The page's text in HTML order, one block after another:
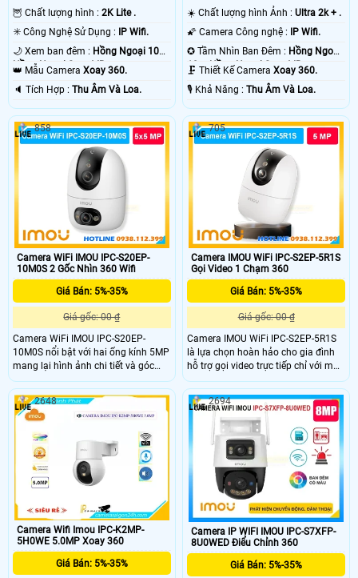
🦉 Chất lượng hình : 2K Lite .
✳️ Công Nghệ Sử Dụng :
IP Wifi.
🌙 Xem ban đêm : Hồng Ngoại 10m
Hồng Ngoại Smart IR.
👑 Mẫu Camera Xoay 360.
️🔈 Tích Hợp : Thu Âm Và Loa.
☀️ Chất lượng hình Ảnh :Ultra 2k + .
🌠 Camera Công nghệ :
IP Wifi.
✪ Tầm Nhìn Ban Đêm : Hồng Ngoại
10m Hồng Ngoại Smart IR.
🗜️ Thiết Kế CameraXoay 360.
️🎙 Khả Năng :Thu Âm Và Loa.
Camera WiFi IMOU IPC-S20EP-
10M0S 2 Gốc Nhìn 360 Wifi
Giá Bán: 5%-35%
Giá gốc: 00 ₫
Camera WiFi IMOU IPC-S20EP-
10M0S nổi bật với hai ống kính 5MP
mang lại hình ảnh chi tiết và góc
nhìn toàn cảnh 360°. Cả hai ống
kính hoạt động đồng thời – một cố
định một xoay linh hoạt – giúp
quan sát toàn bộ không gian mà
không bỏ sót điểm mù. Hỗ trợ quay
quét nhận diện người chuẩn xác và
đàm thoại hai chiều qua app IMOU
Life tiện lợi.
858
Camera IMOU WiFi IPC-S2EP-5R1S
Gọi Video 1 Chạm 360
Giá Bán: 5%-35%
Giá gốc: 00 ₫
Camera IMOU WiFi IPC-S2EP-5R1S
là lựa chọn hoàn hảo cho gia đình
hỗ trợ gọi video trực tiếp chỉ với một
chạm hình ảnh sắc nét Full HD âm
thanh hai chiều rõ ràng. Tích hợp
cảm biến hồng ngoại giúp quan sát
ban đêm chi tiết khả năng kết nối ổn
định qua WiFi6 hỗ trợ giám sát từ
xa qua app IMOU Life.
705
Camera Wifi Imou IPC-K2MP-
5H0WE 5.0MP Xoay 360
Giá Bán: 5%-35%
2648
Camera IP WIFI IMOU IPC-S7XFP-
8U0WED Điểu Chỉnh 360
Giá Bán: 5%-35%
2694